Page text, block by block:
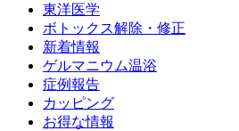
東洋医学
ボトックス解除・修正
新着情報
ゲルマニウム温浴
症例報告
カッピング
お得な情報